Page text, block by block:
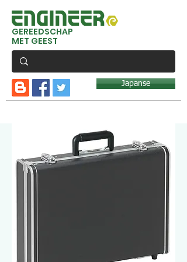
GEREEDSCHAP
MET GEEST
Japanse